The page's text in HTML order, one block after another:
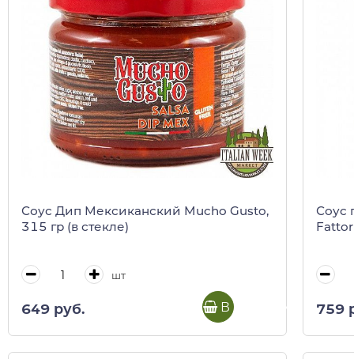
Соус Дип Мексиканский Mucho Gusto,
315 гр (в стекле)
шт
649 руб. В корзину
Соус
759